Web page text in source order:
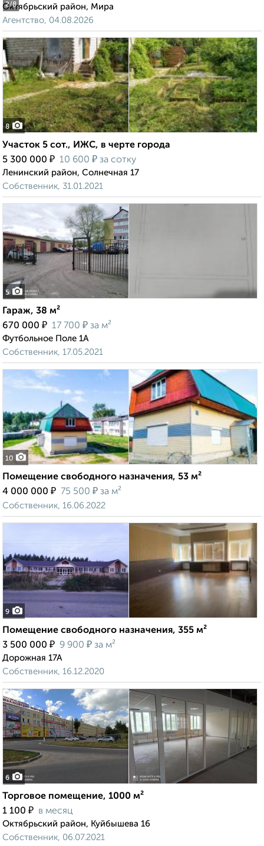
2/8
Октябрьский район, Мира
Агентство, 04.08.2026
8
Участок 5 сот., ИЖС, в черте города
5 300 000 ₽ 10 600 ₽ за сотку
Ленинский район, Солнечная 17
Собственник, 31.01.2021
5
Гараж, 38 м²
670 000 ₽ 17 700 ₽ за м²
Футбольное Поле 1А
Собственник, 17.05.2021
10
Помещение свободного назначения, 53 м²
4 000 000 ₽ 75 500 ₽ за м²
Собственник, 16.06.2022
9
Помещение свободного назначения, 355 м²
3 500 000 ₽ 9 900 ₽ за м²
Дорожная 17А
Собственник, 16.12.2020
6
Торговое помещение, 1000 м²
1 100 ₽ в месяц
Октябрьский район, Куйбышева 16
Собственник, 06.07.2021